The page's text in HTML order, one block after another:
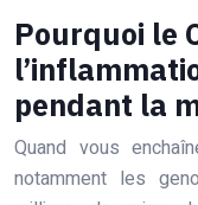
Pourquoi le
pendant la
Quand vous
notamment les